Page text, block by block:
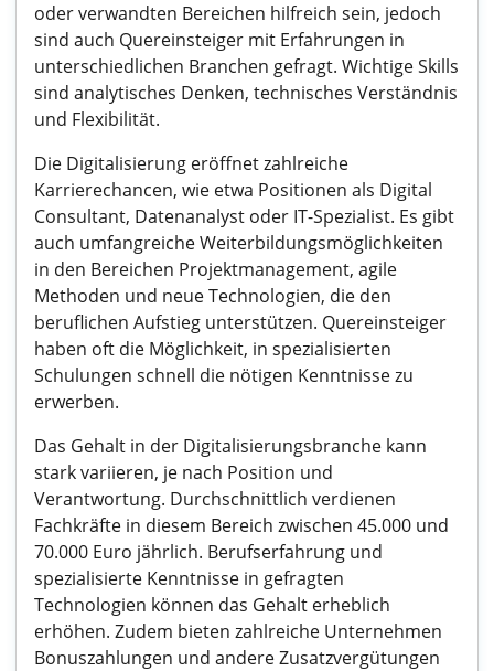
oder verwandten Bereichen hilfreich sein, jedoch
sind auch Quereinsteiger mit Erfahrungen in
unterschiedlichen Branchen gefragt. Wichtige Skills
sind analytisches Denken, technisches Verständnis
und Flexibilität.
Die Digitalisierung eröffnet zahlreiche
Karrierechancen, wie etwa Positionen als Digital
Consultant, Datenanalyst oder IT-Spezialist. Es gibt
auch umfangreiche Weiterbildungsmöglichkeiten
in den Bereichen Projektmanagement, agile
Methoden und neue Technologien, die den
beruflichen Aufstieg unterstützen. Quereinsteiger
haben oft die Möglichkeit, in spezialisierten
Schulungen schnell die nötigen Kenntnisse zu
erwerben.
Das Gehalt in der Digitalisierungsbranche kann
stark variieren, je nach Position und
Verantwortung. Durchschnittlich verdienen
Fachkräfte in diesem Bereich zwischen 45.000 und
70.000 Euro jährlich. Berufserfahrung und
spezialisierte Kenntnisse in gefragten
Technologien können das Gehalt erheblich
erhöhen. Zudem bieten zahlreiche Unternehmen
Bonuszahlungen und andere Zusatzvergütungen